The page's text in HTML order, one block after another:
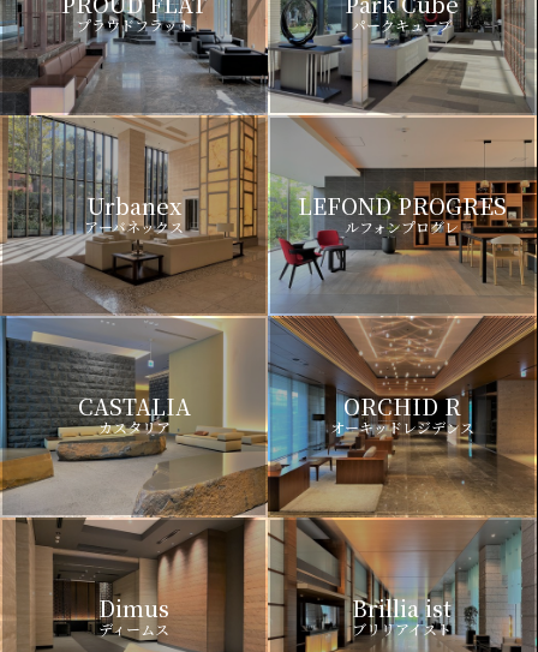
プラウドフラット パークキューブ
Urbanex
アーバネックス
LEFOND PROGRES
ルフォンプログレ
CASTALIA
カスタリア
ORCHID R
オーキッドレジデンス
Dimus
ディームス
Brillia ist
ブリリアイスト